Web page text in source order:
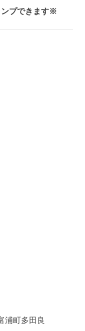
プできます※
浦町多田良